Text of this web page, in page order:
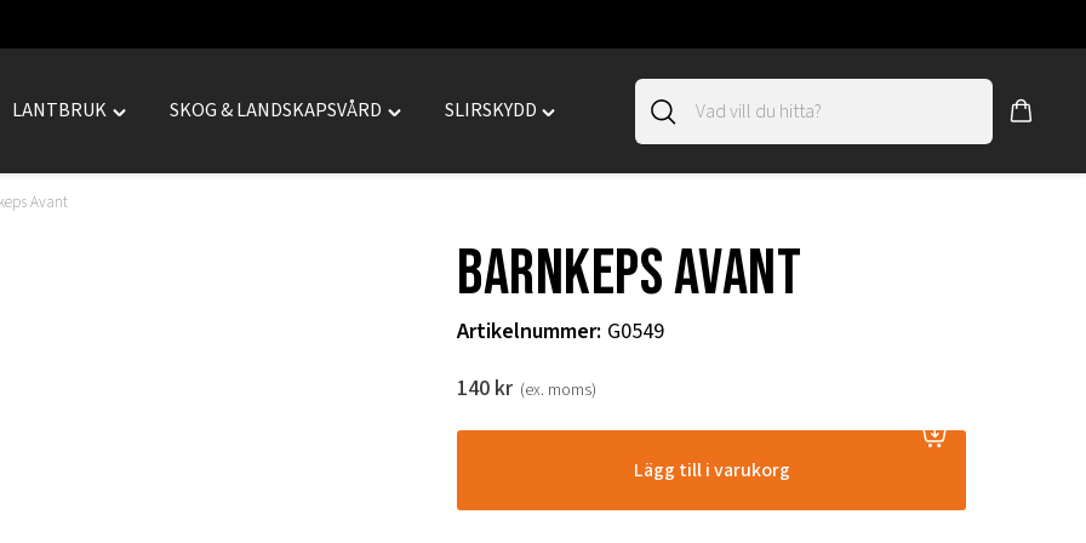
LANTBRUK
Toggle
SKOG & LANDSKAPSVÅRD
Toggle
SLIRSKYDD
Toggle
Avant
Barnkeps Avant
Artikelnummer: G0549
140 kr (ex. moms)
Lägg till i varukorg